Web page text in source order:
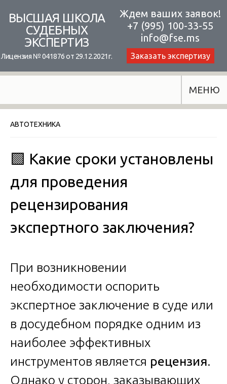
content
ВЫСШАЯ ШКОЛА
СУДЕБНЫХ
ЭКСПЕРТИЗ
Лицензия № 041876 от 29.12.2021г.
Ждем ваших заявок!
+7 (995) 100-33-55
info@fse.ms
Заказать экспертизу
МЕНЮ
АВТОТЕХНИКА
🟩 Какие сроки установлены
для проведения
рецензирования
экспертного заключения?
При возникновении
необходимости оспорить
экспертное заключение в суде или
в досудебном порядке одним из
наиболее эффективных
инструментов является рецензия.
Однако у сторон, заказывающих